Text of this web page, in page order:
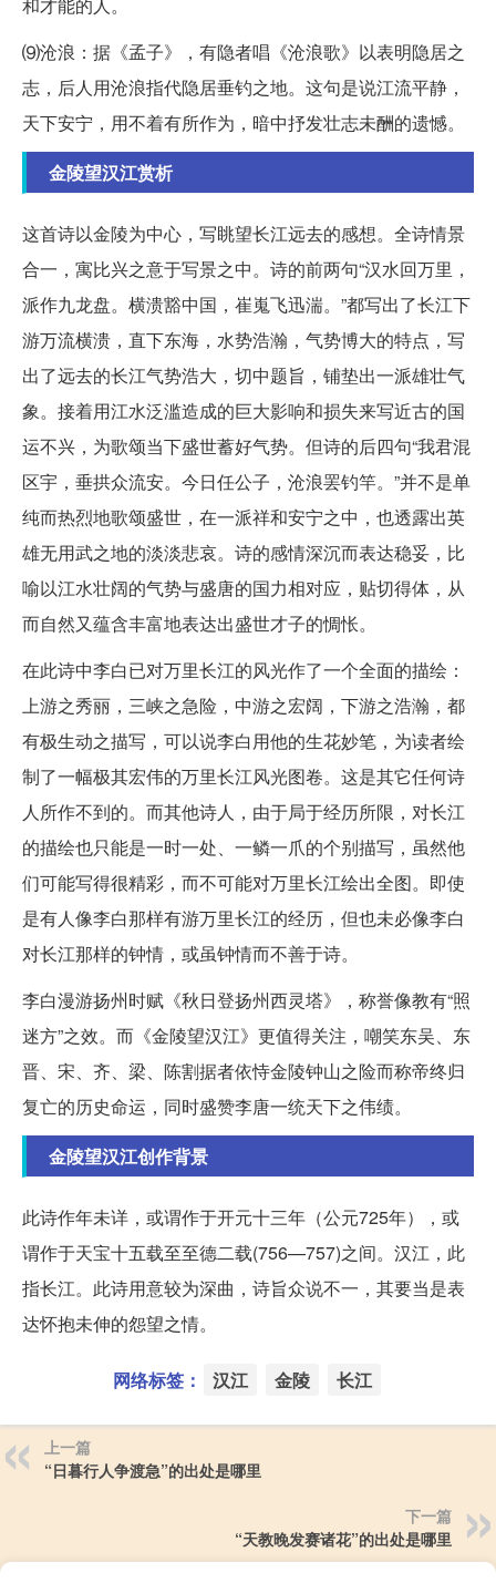
和才能的人。
⑼沧浪：据《孟子》，有隐者唱《沧浪歌》以表明隐居之
志，后人用沧浪指代隐居垂钓之地。这句是说江流平静，
天下安宁，用不着有所作为，暗中抒发壮志未酬的遗憾。
金陵望汉江赏析
这首诗以金陵为中心，写眺望长江远去的感想。全诗情景
合一，寓比兴之意于写景之中。诗的前两句“汉水回万里，
派作九龙盘。横溃豁中国，崔嵬飞迅湍。”都写出了长江下
游万流横溃，直下东海，水势浩瀚，气势博大的特点，写
出了远去的长江气势浩大，切中题旨，铺垫出一派雄壮气
象。接着用江水泛滥造成的巨大影响和损失来写近古的国
运不兴，为歌颂当下盛世蓄好气势。但诗的后四句“我君混
区宇，垂拱众流安。今日任公子，沧浪罢钓竿。”并不是单
纯而热烈地歌颂盛世，在一派祥和安宁之中，也透露出英
雄无用武之地的淡淡悲哀。诗的感情深沉而表达稳妥，比
喻以江水壮阔的气势与盛唐的国力相对应，贴切得体，从
而自然又蕴含丰富地表达出盛世才子的惆怅。
在此诗中李白已对万里长江的风光作了一个全面的描绘：
上游之秀丽，三峡之急险，中游之宏阔，下游之浩瀚，都
有极生动之描写，可以说李白用他的生花妙笔，为读者绘
制了一幅极其宏伟的万里长江风光图卷。这是其它任何诗
人所作不到的。而其他诗人，由于局于经历所限，对长江
的描绘也只能是一时一处、一鳞一爪的个别描写，虽然他
们可能写得很精彩，而不可能对万里长江绘出全图。即使
是有人像李白那样有游万里长江的经历，但也未必像李白
对长江那样的钟情，或虽钟情而不善于诗。
李白漫游扬州时赋《秋日登扬州西灵塔》，称誉像教有“照
迷方”之效。而《金陵望汉江》更值得关注，嘲笑东吴、东
晋、宋、齐、梁、陈割据者依恃金陵钟山之险而称帝终归
复亡的历史命运，同时盛赞李唐一统天下之伟绩。
金陵望汉江创作背景
此诗作年未详，或谓作于开元十三年（公元725年），或
谓作于天宝十五载至至德二载(756—757)之间。汉江，此
指长江。此诗用意较为深曲，诗旨众说不一，其要当是表
达怀抱未伸的怨望之情。
网络标签： 汉江 金陵 长江
上一篇
“日暮行人争渡急”的出处是哪里
下一篇
“天教晚发赛诸花”的出处是哪里